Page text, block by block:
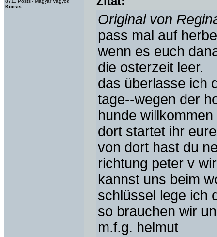
8711 Posts - Magyar Vagyok
Kocsis
Original von
pass mal auf
wenn es euch
die osterzeit leer.
das überlasse ich
tage--wegen der
hunde willkommen
dort startet ihr
von dort hast du
richtung peter v
kannst uns beim
schlüssel lege ich
so brauchen wir
m.f.g. helmut